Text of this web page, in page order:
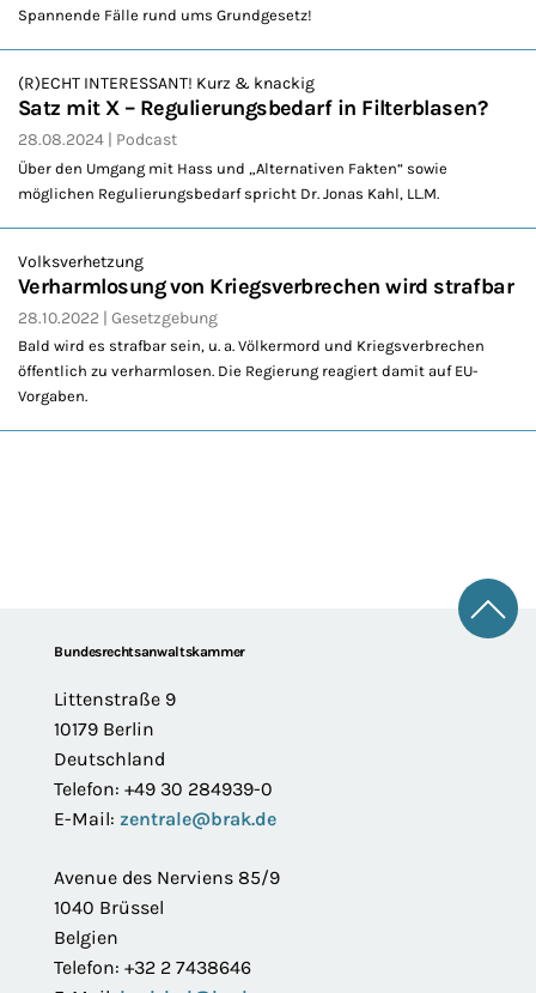
Spannende Fälle rund ums Grundgesetz!
(R)ECHT INTERESSANT! Kurz & knackig
Satz mit X – Regulierungsbedarf in Filterblasen?
28.08.2024 Podcast
Über den Umgang mit Hass und „Alternativen Fakten“ sowie
möglichen Regulierungsbedarf spricht Dr. Jonas Kahl, LL.M.
Volksverhetzung
Verharmlosung von Kriegsverbrechen wird strafbar
28.10.2022 Gesetzgebung
Bald wird es strafbar sein, u. a. Völkermord und Kriegsverbrechen
öffentlich zu verharmlosen. Die Regierung reagiert damit auf EU-
Vorgaben.
FooterBundesrechtsanwaltskammer
Littenstraße 9
10179 Berlin
Deutschland
Telefon: +49 30 284939-0
E-Mail: zentrale@brak.de
Avenue des Nerviens 85/9
1040 Brüssel
Belgien
Telefon: +32 2 7438646